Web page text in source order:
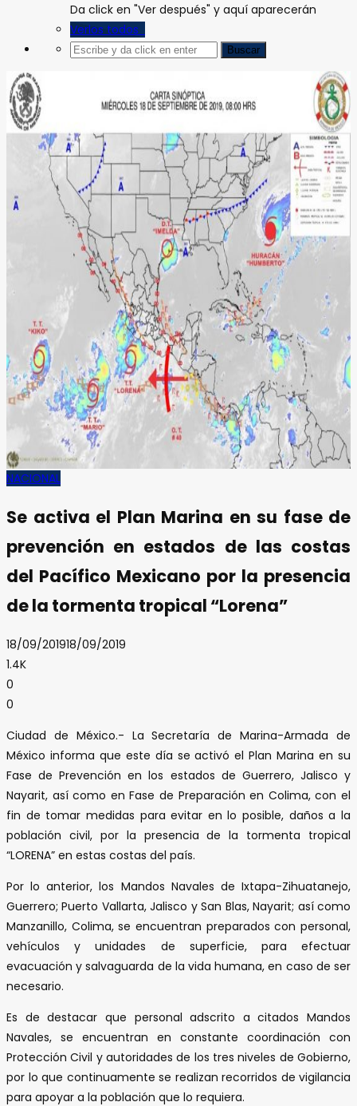
Da click en "Ver después" y aquí aparecerán
Verlos todos
NACIONAL
Se activa el Plan Marina en su fase de
prevención en estados de las costas
del Pacífico Mexicano por la presencia
de la tormenta tropical “Lorena”
18/09/201918/09/2019
1.4K
0
0
Ciudad de México.- La Secretaría de Marina-Armada de
México informa que este día se activó el Plan Marina en su
Fase de Prevención en los estados de Guerrero, Jalisco y
Nayarit, así como en Fase de Preparación en Colima, con el
fin de tomar medidas para evitar en lo posible, daños a la
población civil, por la presencia de la tormenta tropical
“LORENA” en estas costas del país.
Por lo anterior, los Mandos Navales de Ixtapa-Zihuatanejo,
Guerrero; Puerto Vallarta, Jalisco y San Blas, Nayarit; así como
Manzanillo, Colima, se encuentran preparados con personal,
vehículos y unidades de superficie, para efectuar
evacuación y salvaguarda de la vida humana, en caso de ser
necesario.
Es de destacar que personal adscrito a citados Mandos
Navales, se encuentran en constante coordinación con
Protección Civil y autoridades de los tres niveles de Gobierno,
por lo que continuamente se realizan recorridos de vigilancia
para apoyar a la población que lo requiera.